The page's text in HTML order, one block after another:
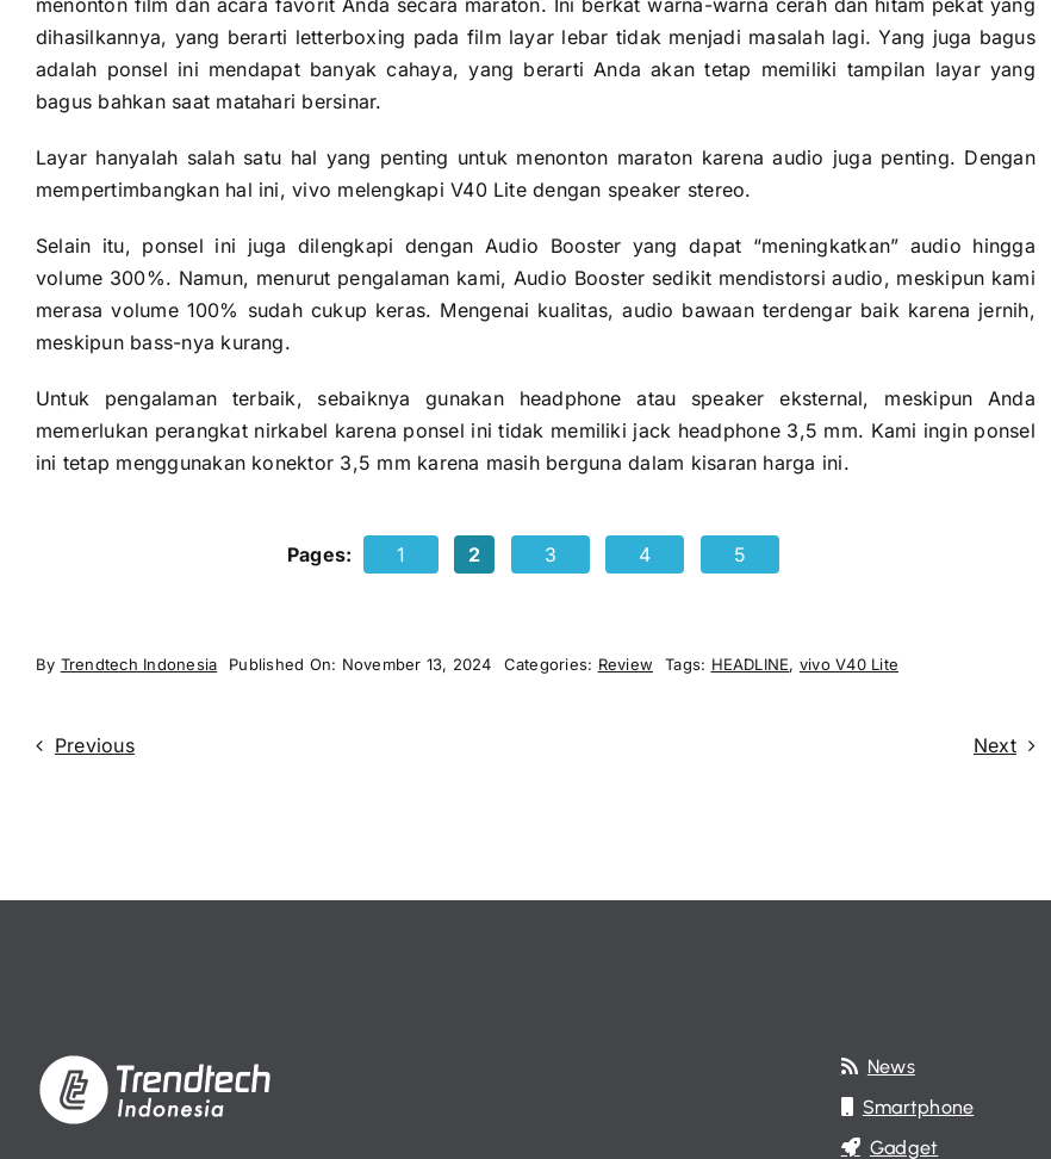
menonton film dan acara favorit Anda secara maraton. Ini berkat warna-warna cerah dan hitam pekat yang
dihasilkannya, yang berarti letterboxing pada film layar lebar tidak menjadi masalah lagi. Yang juga bagus
adalah ponsel ini mendapat banyak cahaya, yang berarti Anda akan tetap memiliki tampilan layar yang
bagus bahkan saat matahari bersinar.
Layar hanyalah salah satu hal yang penting untuk menonton maraton karena audio juga penting. Dengan
mempertimbangkan hal ini, vivo melengkapi V40 Lite dengan speaker stereo.
Selain itu, ponsel ini juga dilengkapi dengan Audio Booster yang dapat “meningkatkan” audio hingga
volume 300%. Namun, menurut pengalaman kami, Audio Booster sedikit mendistorsi audio, meskipun kami
merasa volume 100% sudah cukup keras. Mengenai kualitas, audio bawaan terdengar baik karena jernih,
meskipun bass-nya kurang.
Untuk pengalaman terbaik, sebaiknya gunakan headphone atau speaker eksternal, meskipun Anda
memerlukan perangkat nirkabel karena ponsel ini tidak memiliki jack headphone 3,5 mm. Kami ingin ponsel
ini tetap menggunakan konektor 3,5 mm karena masih berguna dalam kisaran harga ini.
Pages: 1 2 3 4 5
By Trendtech Indonesia Published On: November 13, 2024 Categories: Review Tags: HEADLINE, vivo V40 Lite
Previous Next
News
Smartphone
Gadget